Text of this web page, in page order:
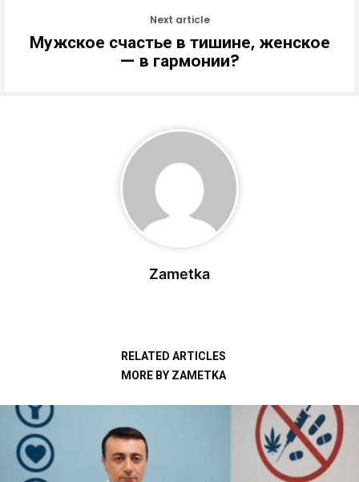
Next article
Мужское счастье в тишине, женское
— в гармонии?
Zametka
RELATED ARTICLES
MORE BY ZAMETKA